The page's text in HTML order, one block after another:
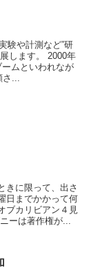
験や計測など”研
します。 2000年
ムといわれなが
...
きに限って、出さ
日までかかって何
ブカリビアン４見
は著作権が...